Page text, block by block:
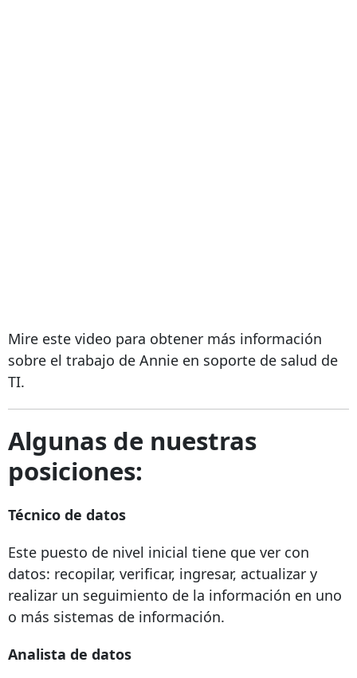
Mire este video para obtener más información
sobre el trabajo de Annie en soporte de salud de
TI.
Algunas de nuestras
posiciones:
Técnico de datos
Este puesto de nivel inicial tiene que ver con
datos: recopilar, verificar, ingresar, actualizar y
realizar un seguimiento de la información en uno
o más sistemas de información.
Analista de datos